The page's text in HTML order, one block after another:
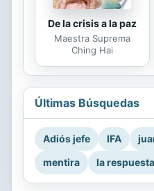
De la crisis a la paz
Maestra Suprema
Ching Hai
Últimas Búsquedas
Adiós jefe IFA
mentira
la respuesta